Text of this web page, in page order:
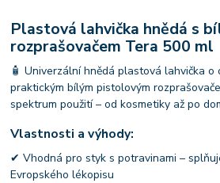
Plastová lahvička hnědá s
rozprašovačem Tera 500 ml
🧴 Univerzální hnědá plastová lahvička o
praktickým bílým pistolovým
spektrum použití – od kosmetiky až po
Vlastnosti a výhody:
✔ Vhodná pro styk s potravinami –
Evropského lékopisu